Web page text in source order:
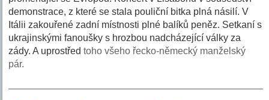
demonstrace, z které se stala pouliční bitka plná násilí. V
Itálii zakouřené zadní místnosti plné balíků peněz. Setkaní s
ukrajinskými fanoušky s hrozbou nadcházející války za
zády. A uprostředtoho všeho řecko-německý manželský
pár.